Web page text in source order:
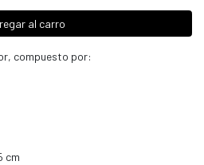
al carro
compuesto por:
cm